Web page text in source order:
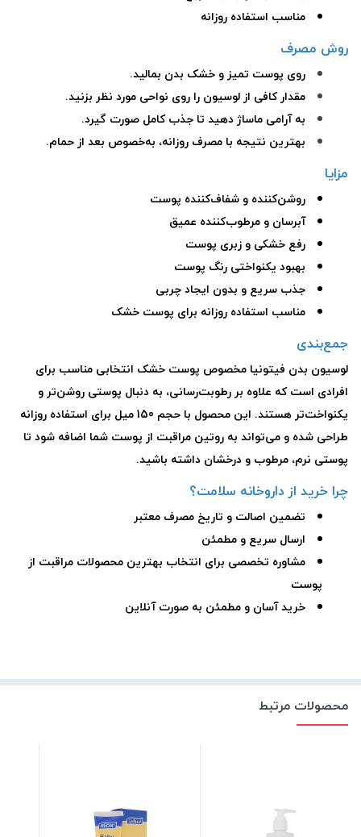
مناسب استفاده روزانه
روش مصرف
روی پوست تمیز و خشک بدن بمالید.
مقدار کافی از لوسیون را روی نواحی مورد نظر بزنید.
به آرامی ماساژ دهید تا جذب کامل صورت گیرد.
بهترین نتیجه با مصرف روزانه، به‌خصوص بعد از حمام.
مزایا
روشن‌کننده و شفاف‌کننده پوست
آبرسان و مرطوب‌کننده عمیق
رفع خشکی و زبری پوست
بهبود یکنواختی رنگ پوست
جذب سریع و بدون ایجاد چربی
مناسب استفاده روزانه برای پوست خشک
جمع‌بندی
لوسیون بدن فیتونیا مخصوص پوست خشک انتخابی مناسب برای
افرادی است که علاوه بر رطوبت‌رسانی، به دنبال پوستی روشن‌تر و
یکنواخت‌تر هستند. این محصول با حجم 150 میل برای استفاده روزانه
طراحی شده و می‌تواند به روتین مراقبت از پوست شما اضافه شود تا
پوستی نرم، مرطوب و درخشان داشته باشید.
چرا خرید از داروخانه سلامت؟
تضمین اصالت و تاریخ مصرف معتبر
ارسال سریع و مطمئن
مشاوره تخصصی برای انتخاب بهترین محصولات مراقبت از
پوست
خرید آسان و مطمئن به صورت آنلاین
محصولات مرتبط